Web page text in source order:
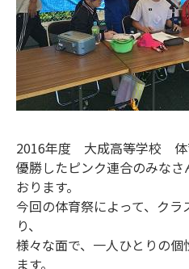
2016年度 大成高等学校 体
優勝したピンク連合のみな
おります。
今回の体育祭によって、ク
り、
様々な面で、一人ひとりの
ます。